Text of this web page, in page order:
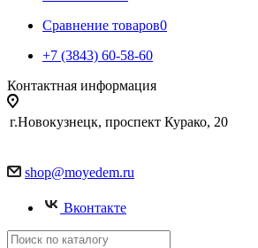
Сравнение товаров0
+7 (3843) 60-58-60
Контактная информация
г.Новокузнецк, проспект Курако, 20
shop@moyedem.ru
Вконтакте